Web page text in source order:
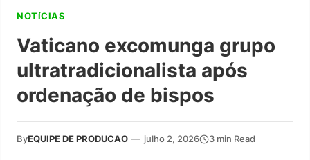
NOTíCIAS
Vaticano excomunga grupo
ultratradicionalista após
ordenação de bispos
ByEQUIPE DE PRODUCAO — julho 2, 2026 3 min Read